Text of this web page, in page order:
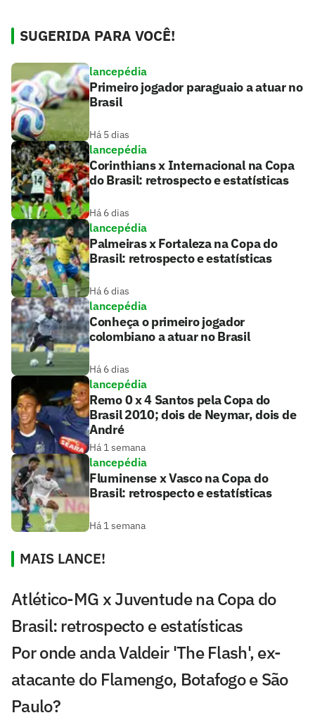
SUGERIDA PARA VOCÊ!
lancepédia
Primeiro jogador paraguaio a atuar no
Brasil
Há 5 dias
lancepédia
Corinthians x Internacional na Copa
do Brasil: retrospecto e estatísticas
Há 6 dias
lancepédia
Palmeiras x Fortaleza na Copa do
Brasil: retrospecto e estatísticas
Há 6 dias
lancepédia
Conheça o primeiro jogador
colombiano a atuar no Brasil
Há 6 dias
lancepédia
Remo 0 x 4 Santos pela Copa do
Brasil 2010; dois de Neymar, dois de
André
Há 1 semana
lancepédia
Fluminense x Vasco na Copa do
Brasil: retrospecto e estatísticas
Há 1 semana
MAIS LANCE!
Atlético-MG x Juventude na Copa do
Brasil: retrospecto e estatísticas
Por onde anda Valdeir 'The Flash', ex-
atacante do Flamengo, Botafogo e São
Paulo?